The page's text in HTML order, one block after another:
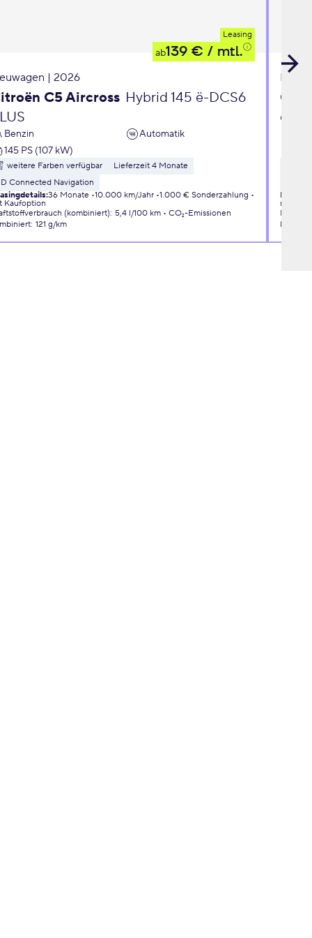
Leasing
ab139 € / mtl.
| 2026
C5 Aircross Hybrid 145 ë-DCS6
Benzin
Automatik
145 PS (107 kW)
weitere Farben verfügbar
Lieferzeit 4 Monate
Connected Navigation
:36 Monate 10.000 km/Jahr 1.000 € Sonderzahlung
Kaufoption
(kombiniert): 5,4 l/100 km
CO₂-Emissionen
: 121 g/km
mit